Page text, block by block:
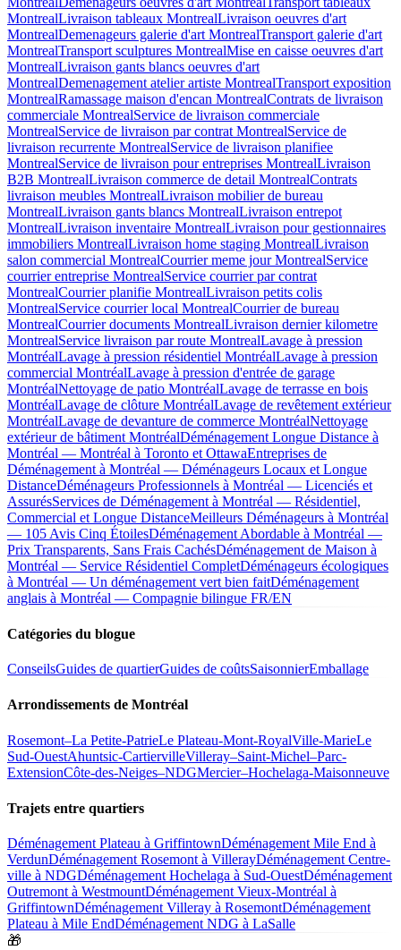
MontrealLivraison tableaux MontrealLivraison oeuvres d'art
MontrealDemenageurs galerie d'art MontrealTransport galerie d'art
MontrealTransport sculptures MontrealMise en caisse oeuvres d'art
MontrealLivraison gants blancs oeuvres d'art
MontrealDemenagement atelier artiste MontrealTransport exposition
MontrealRamassage maison d'encan MontrealContrats de livraison
commerciale MontrealService de livraison commerciale
MontrealService de livraison par contrat MontrealService de
livraison recurrente MontrealService de livraison planifiee
MontrealService de livraison pour entreprises MontrealLivraison
B2B MontrealLivraison commerce de detail MontrealContrats
livraison meubles MontrealLivraison mobilier de bureau
MontrealLivraison gants blancs MontrealLivraison entrepot
MontrealLivraison inventaire MontrealLivraison pour gestionnaires
immobiliers MontrealLivraison home staging MontrealLivraison
salon commercial MontrealCourrier meme jour MontrealService
courrier entreprise MontrealService courrier par contrat
MontrealCourrier planifie MontrealLivraison petits colis
MontrealService courrier local MontrealCourrier de bureau
MontrealCourrier documents MontrealLivraison dernier kilometre
MontrealService livraison par route MontrealLavage à pression
MontréalLavage à pression résidentiel MontréalLavage à pression
commercial MontréalLavage à pression d'entrée de garage
MontréalNettoyage de patio MontréalLavage de terrasse en bois
MontréalLavage de clôture MontréalLavage de revêtement extérieur
MontréalLavage de devanture de commerce MontréalNettoyage
extérieur de bâtiment MontréalDéménagement Longue Distance à
Montréal — Montréal à Toronto et OttawaEntreprises de
Déménagement à Montréal — Déménageurs Locaux et Longue
DistanceDéménageurs Professionnels à Montréal — Licenciés et
AssurésServices de Déménagement à Montréal — Résidentiel,
Commercial et Longue DistanceMeilleurs Déménageurs à Montréal
— 105 Avis Cinq ÉtoilesDéménagement Abordable à Montréal —
Prix Transparents, Sans Frais CachésDéménagement de Maison à
Montréal — Service Résidentiel CompletDéménageurs écologiques
à Montréal — Un déménagement vert bien faitDéménagement
anglais à Montréal — Compagnie bilingue FR/EN
Catégories du blogue
ConseilsGuides de quartierGuides de coûtsSaisonnierEmballage
Arrondissements de Montréal
Rosemont–La Petite-PatrieLe Plateau-Mont-RoyalVille-MarieLe
Sud-OuestAhuntsic-CartiervilleVilleray–Saint-Michel–Parc-
ExtensionCôte-des-Neiges–NDGMercier–Hochelaga-Maisonneuve
Trajets entre quartiers
Déménagement Plateau à GriffintownDéménagement Mile End à
VerdunDéménagement Rosemont à VillerayDéménagement Centre-
ville à NDGDéménagement Hochelaga à Sud-OuestDéménagement
Outremont à WestmountDéménagement Vieux-Montréal à
GriffintownDéménagement Villeray à RosemontDéménagement
Plateau à Mile EndDéménagement NDG à LaSalle
🎁